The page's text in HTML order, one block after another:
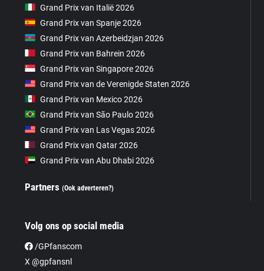
Grand Prix van Italië 2026
Grand Prix van Spanje 2026
Grand Prix van Azerbeidzjan 2026
Grand Prix van Bahrein 2026
Grand Prix van Singapore 2026
Grand Prix van de Verenigde Staten 2026
Grand Prix van Mexico 2026
Grand Prix van São Paulo 2026
Grand Prix van Las Vegas 2026
Grand Prix van Qatar 2026
Grand Prix van Abu Dhabi 2026
Partners(Ook adverteren?)
Volg ons op social media
/GPfanscom
X @gpfansnl